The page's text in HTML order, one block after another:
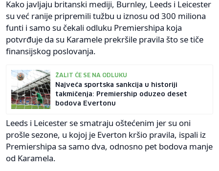
Kako javljaju britanski mediji, Burnley, Leeds i Leicester
su već ranije pripremili tužbu u iznosu od 300 miliona
funti i samo su čekali odluku Premiershipa koja
potvrđuje da su Karamele prekršile pravila što se tiče
finansijskog poslovanja.
ŽALIT ĆE SE NA ODLUKU
Najveća sportska sankcija u historiji
takmičenja: Premiership oduzeo deset
bodova Evertonu
Leeds i Leicester se smatraju oštećenim jer su oni
prošle sezone, u kojoj je Everton kršio pravila, ispali iz
Premiershipa sa samo dva, odnosno pet bodova manje
od Karamela.